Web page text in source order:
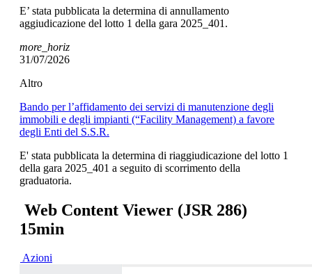
E’ stata pubblicata la determina di annullamento
aggiudicazione del lotto 1 della gara 2025_401.
more_horiz
31/07/2026
Altro
Bando per l’affidamento dei servizi di manutenzione degli
immobili e degli impianti (“Facility Management) a favore
degli Enti del S.S.R.
E' stata pubblicata la determina di riaggiudicazione del lotto 1
della gara 2025_401 a seguito di scorrimento della
graduatoria.
Web Content Viewer (JSR 286)
15min
Azioni